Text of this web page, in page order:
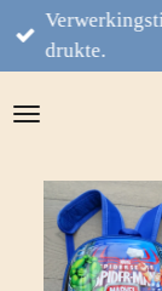
Ga
direct
de
drukte.